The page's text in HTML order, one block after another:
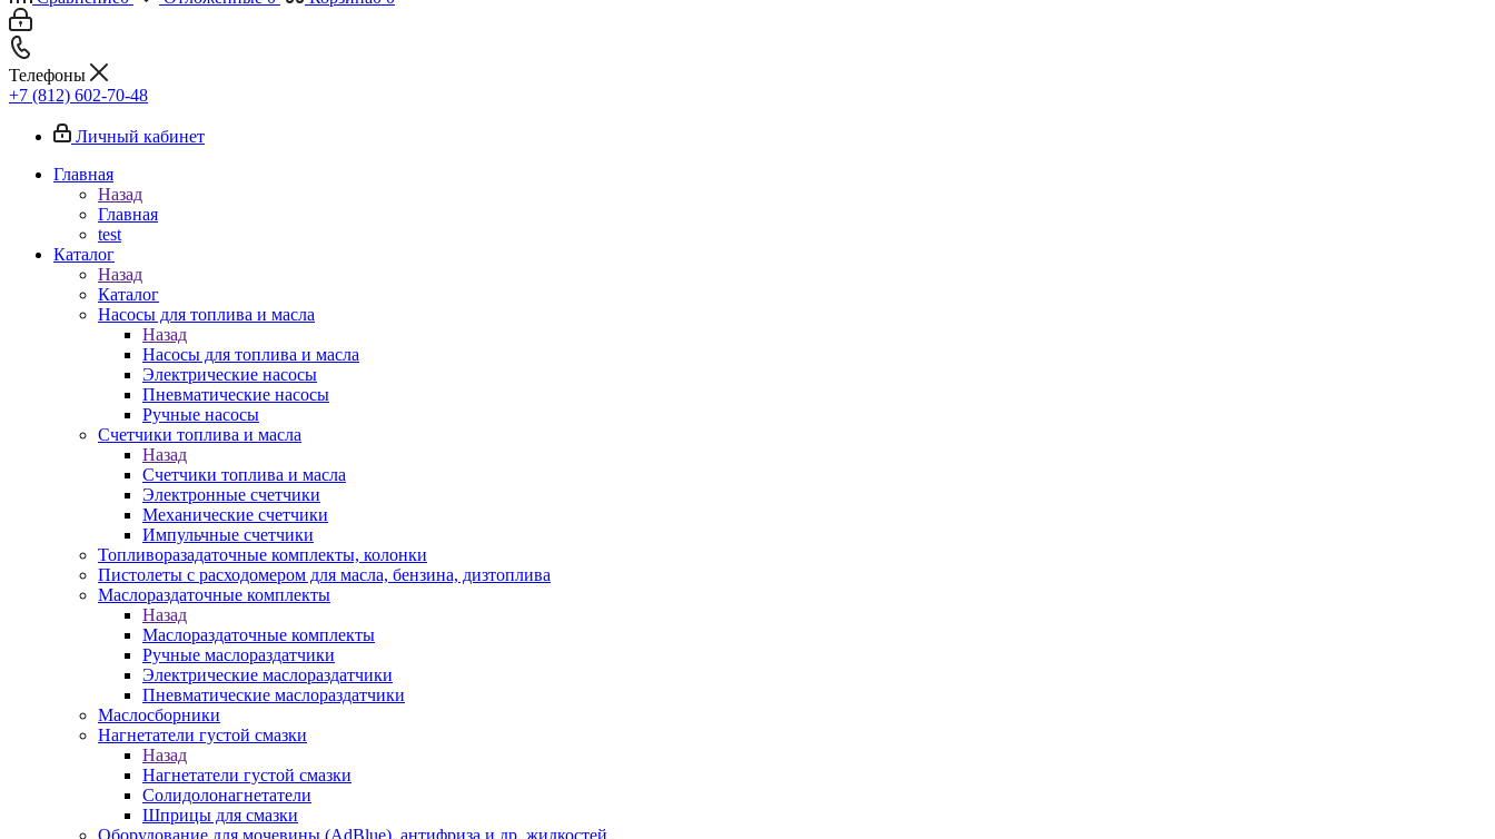
Телефоны
+7 (812) 602-70-48
Личный кабинет
Главная
Назад
Главная
test
Каталог
Назад
Каталог
Насосы для топлива и масла
Назад
Насосы для топлива и масла
Электрические насосы
Пневматические насосы
Ручные насосы
Счетчики топлива и масла
Назад
Счетчики топлива и масла
Электронные счетчики
Механические счетчики
Импульчные счетчики
Топливоразадаточные комплекты, колонки
Пистолеты с расходомером для масла, бензина, дизтоплива
Маслораздаточные комплекты
Назад
Маслораздаточные комплекты
Ручные маслораздатчики
Электрические маслораздатчики
Пневматические маслораздатчики
Маслосборники
Нагнетатели густой смазки
Назад
Нагнетатели густой смазки
Солидолонагнетатели
Шприцы для смазки
Оборудование для мочевины (AdBlue), антифриза и др. жидкостей